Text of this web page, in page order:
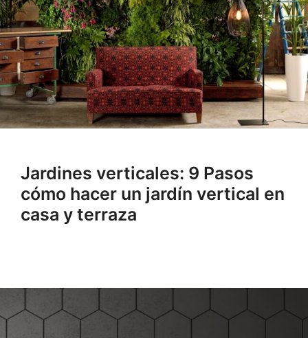
Jardines verticales: 9 Pasos
cómo hacer un jardín vertical en
casa y terraza